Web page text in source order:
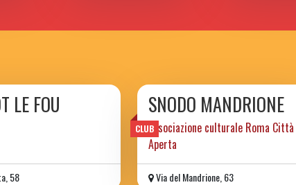
LE FOU
58
CLUB
SNODO MANDRIONE
associazione culturale Roma Città
Aperta
Via del Mandrione, 63